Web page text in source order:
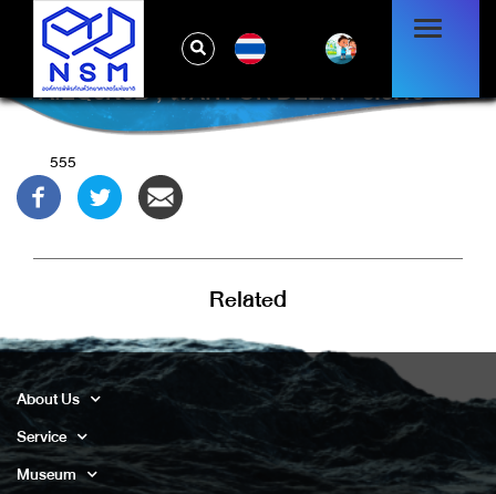
AIEQ6N5B'; WAITFOR DELAY '0:0:15' --
555
Related
About Us
Service
Museum